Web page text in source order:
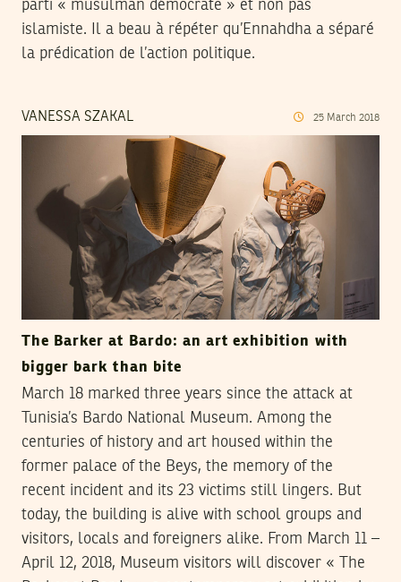
parti « musulman démocrate » et non pas
islamiste. Il a beau à répéter qu’Ennahdha a séparé
la prédication de l’action politique.
VANESSA SZAKAL 25 March 2018
The Barker at Bardo: an art exhibition with
bigger bark than bite
March 18 marked three years since the attack at
Tunisia’s Bardo National Museum. Among the
centuries of history and art housed within the
former palace of the Beys, the memory of the
recent incident and its 23 victims still lingers. But
today, the building is alive with school groups and
visitors, locals and foreigners alike. From March 11 –
April 12, 2018, Museum visitors will discover « The